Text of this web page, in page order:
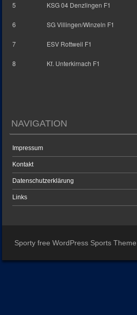
5 KSG 04 Denzlingen F1
6 SG Villingen/Winzeln F1
7 ESV Rottweil F1
8 Kf. Unterkirnach F1
NAVIGATION
Impressum
Kontakt
Datenschutzerklärung
Links
Sporty free WordPress Sports Theme